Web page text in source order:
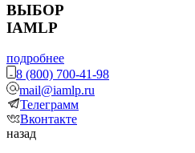
ВЫБОР
IAMLP
подробнее
8 (800) 700-41-98
mail@iamlp.ru
Телеграмм
Вконтакте
назад